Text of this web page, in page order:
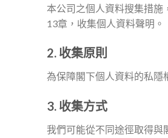
本公司之個人資料搜集措
13章，收集個人資料聲明。
2. 收集原則
為保障閣下個人資料的私隱
3. 收集方式
我們可能從不同途徑取得與